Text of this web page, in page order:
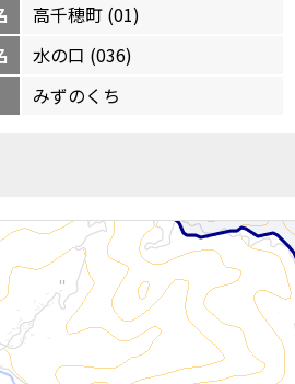
高千穂町 (01)
水の口 (036)
みずのくち